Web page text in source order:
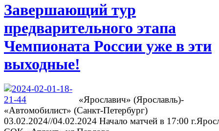
Завершающий тур
предварительного этапа
Чемпионата России уже в эти
выходные!
«Ярославич» (Ярославль)-
«Автомобилист» (Санкт-Петербург)
03.02.2024//04.02.2024 Начало матчей в 17:00